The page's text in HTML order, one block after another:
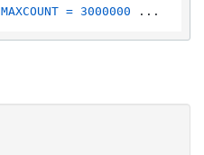
MAXCOUNT = 3000000 ...